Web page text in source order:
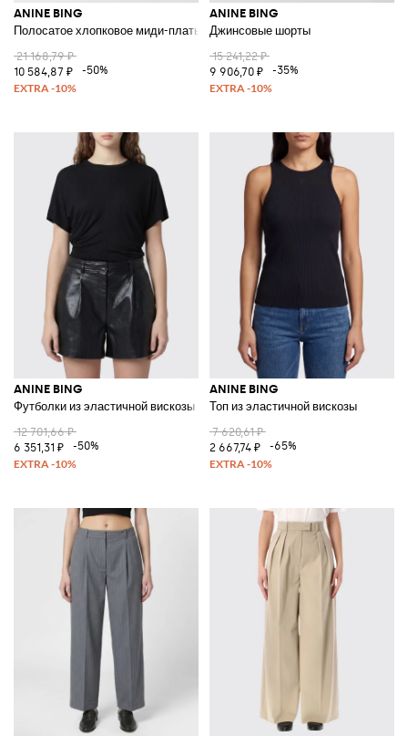
ANINE BING
Полосатое хлопковое миди-платье
21 168,79 ₽
10 584,87 ₽
-50%
ANINE BING
Джинсовые шорты
15 241,22 ₽
9 906,70 ₽
-35%
ANINE BING
Футболки из эластичной вискозы
12 701,66 ₽
6 351,31 ₽
-50%
ANINE BING
Топ из эластичной вискозы
7 620,61 ₽
2 667,74 ₽
-65%